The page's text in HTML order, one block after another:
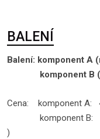
BALENÍ
Balení: komponent A
komponent B
Cena: komponent A:
komponent B:
)